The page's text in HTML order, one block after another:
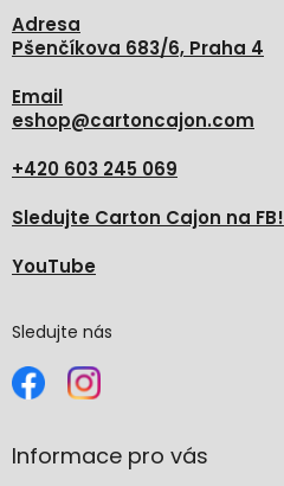
Adresa
Pšenčíkova 683/6, Praha 4
Email
eshop@cartoncajon.com
+420 603 245 069
Sledujte Carton Cajon na FB!
YouTube
Sledujte nás
Informace pro vás